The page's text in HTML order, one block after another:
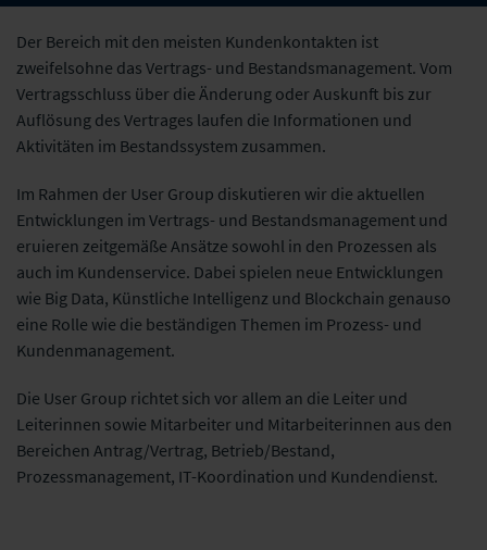
Der Bereich mit den meisten Kundenkontakten ist
zweifelsohne das Vertrags- und Bestandsmanagement. Vom
Vertragsschluss über die Änderung oder Auskunft bis zur
Auflösung des Vertrages laufen die Informationen und
Aktivitäten im Bestandssystem zusammen.
Im Rahmen der User Group diskutieren wir die aktuellen
Entwicklungen im Vertrags- und Bestandsmanagement und
eruieren zeitgemäße Ansätze sowohl in den Prozessen als
auch im Kundenservice. Dabei spielen neue Entwicklungen
wie Big Data, Künstliche Intelligenz und Blockchain genauso
eine Rolle wie die beständigen Themen im Prozess- und
Kundenmanagement.
Die User Group richtet sich vor allem an die Leiter und
Leiterinnen sowie Mitarbeiter und Mitarbeiterinnen aus den
Bereichen Antrag/Vertrag, Betrieb/Bestand,
Prozessmanagement, IT-Koordination und Kundendienst.